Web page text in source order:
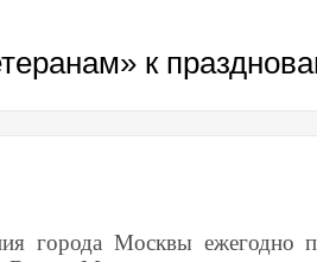
к
города Москвы ежегодно